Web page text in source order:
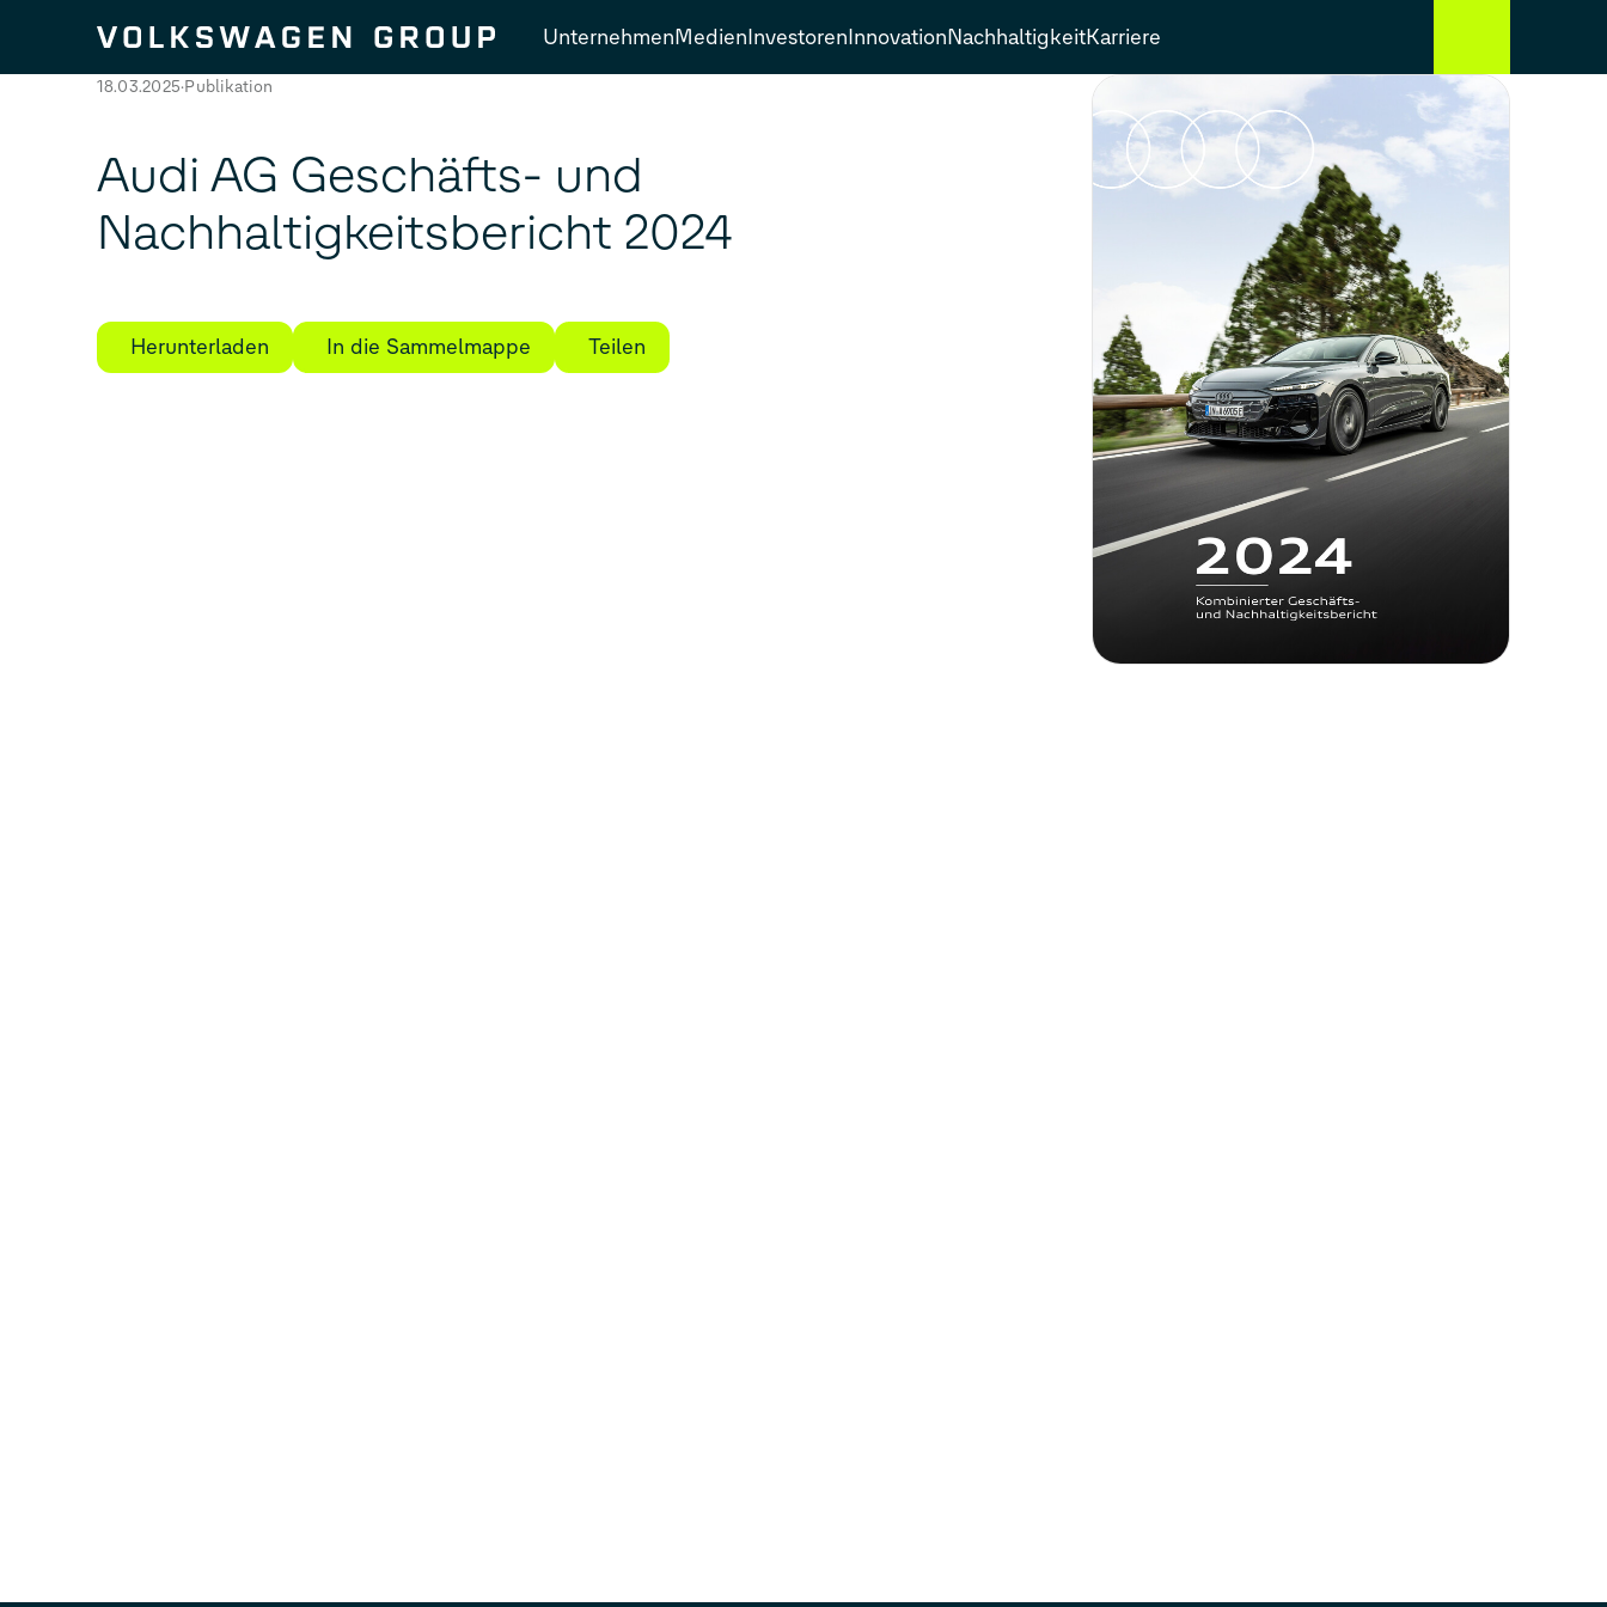
UnternehmenMedienInvestorenInnovationNachhaltigkeitKarriere
18.03.2025 Publikation
Audi AG Geschäfts- und
Nachhaltigkeitsbericht 2024
Herunterladen In die Sammelmappe Teilen